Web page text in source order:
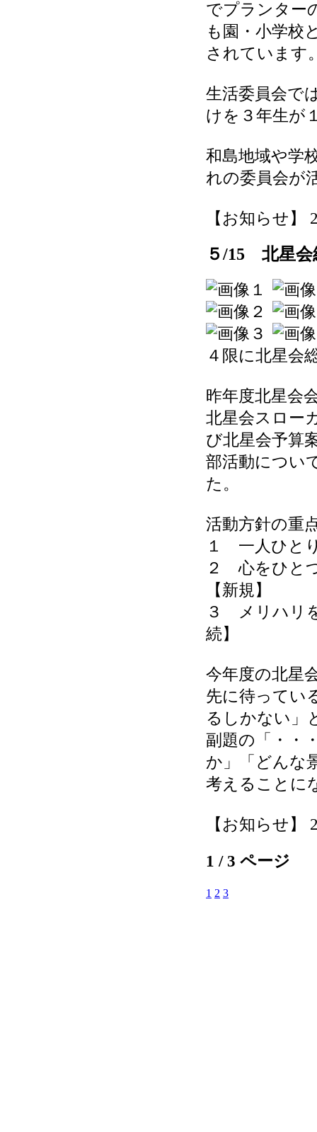
でプランター
も園・小学校
されています
生活委員会で
けを３年生が
和島地域や学
れの委員会が
【お知らせ】
５/15 北星会
４限に北星会
昨年度北星会
北星会スロー
び北星会予算
部活動につい
た。
活動方針の重
１ 一人ひと
２ 心をひと
【新規】
３ メリハリ
続】
今年度の北星
先に待ってい
るしかない」
副題の「・・
か」「どんな
考えることに
【お知らせ】
1 / 3 ページ
1 2 3